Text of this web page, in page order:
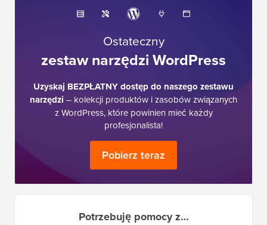
Ostateczny
zestaw narzędzi WordPress
Uzyskaj BEZPŁATNY dostęp do naszego zestawu
narzędzi – kolekcji produktów i zasobów związanych
z WordPress, które powinien mieć każdy
profesjonalista!
Pobierz teraz
Potrzebuję pomocy z…